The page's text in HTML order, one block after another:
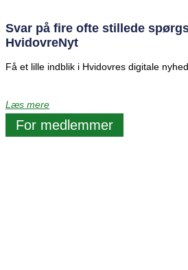
Svar på fire ofte stillede
HvidovreNyt
Få et lille indblik i Hvidovres digitale
Læs mere
For medlemmer